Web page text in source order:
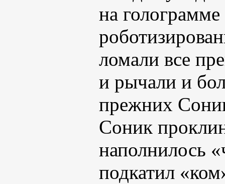
на
ломали все
и рычали и
прежних
Соник
наполнилось
подкатил